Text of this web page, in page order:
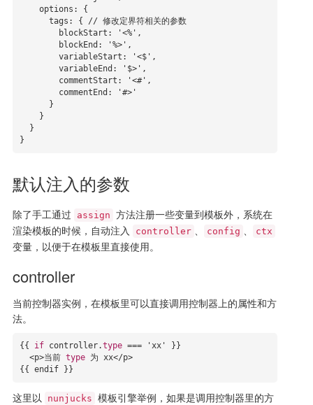
}
默认注入的参数
除了手工通过 assign 方法注册一些变量到模板外，系统在
渲染模板的时候，自动注入
controller 、 config 、 ctx
变量，以便于在模板里直接使用。
controller
当前控制器实例，在模板里可以直接调用控制器上的属性和方
法。
{{ if controller.type === 'xx' }}
  <p>当前
type 为 xx</p>
{{ endif }}
这里以 nunjucks 模板引擎举例，如果是调用控制器里的方